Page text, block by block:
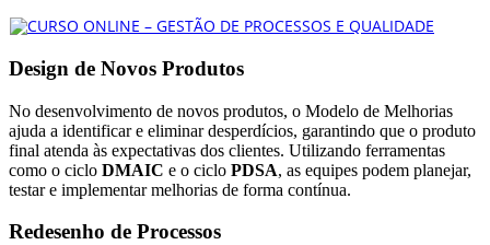
Design de Novos Produtos
No desenvolvimento de novos produtos, o Modelo de Melhorias
ajuda a identificar e eliminar desperdícios, garantindo que o produto
final atenda às expectativas dos clientes. Utilizando ferramentas
como o ciclo DMAIC e o ciclo PDSA, as equipes podem planejar,
testar e implementar melhorias de forma contínua.
Redesenho de Processos